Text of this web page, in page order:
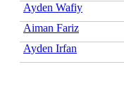
Ayden Wafiy
Aiman Fariz
Ayden Irfan